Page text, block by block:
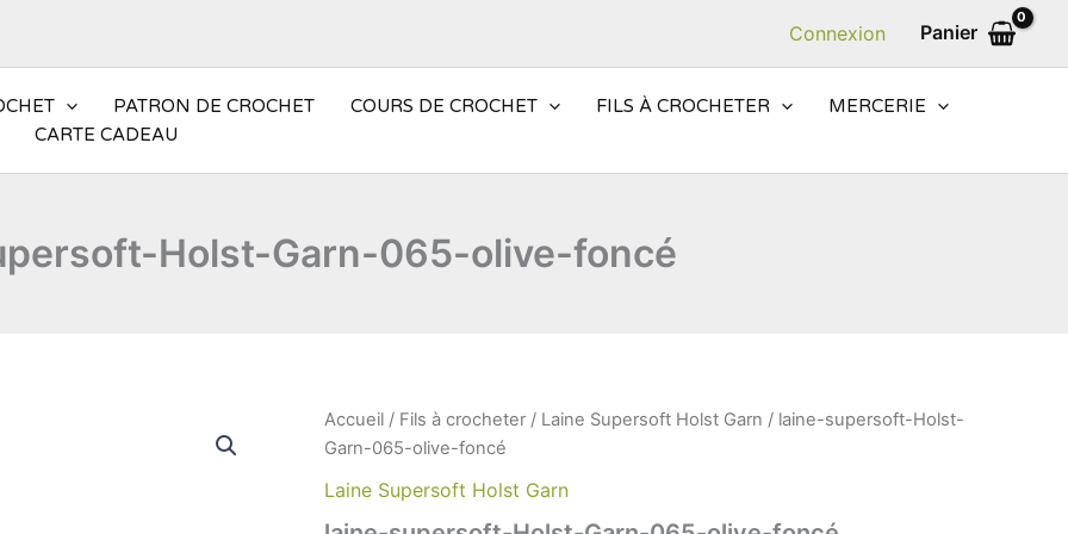
Connexion Panier
PATRON DE CROCHET COURS DE CROCHET FILS À CROCHETER
MERCERIE
CARTE CADEAU
Holst-Garn-065-olive-foncé
Accueil / Fils à crocheter / Laine Supersoft Holst Garn / laine-supersoft-Holst-
Garn-065-olive-foncé
Laine Supersoft Holst Garn